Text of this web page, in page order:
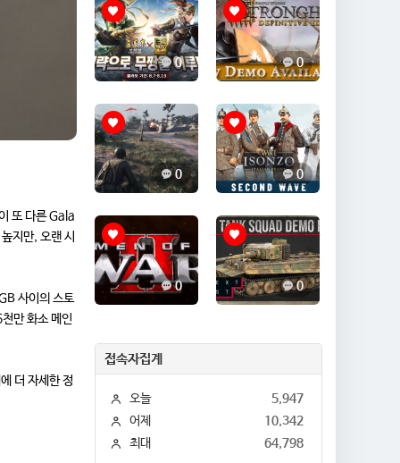
또 다른 Gala
지만, 오랜 시
사이의 스토
만 화소 메인
더 자세한 정
0 0
0 0
0 0
접속자집계
오늘
5,947
어제
10,342
최대
64,798